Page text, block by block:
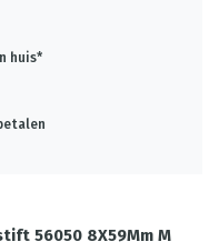
huis*
56050 8X59Mm M